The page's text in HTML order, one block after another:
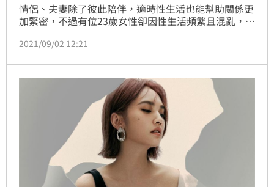
情侶、夫妻除了彼此陪伴，適時性生活也能幫助關係更
加緊密，不過有位23歲女性卻因性生活頻繁且混亂，導
患就診時不斷喊肚子痛，經過電腦斷層掃描檢查，才發
揪成一團，景象相當驚人，內診時更是不斷流出惡臭膿
液，戴口罩也擋不住臭味，至今仍令他印象深刻。
2021/09/02 12:21